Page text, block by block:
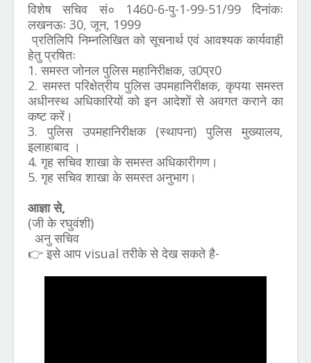
विशेष सचिव सं० 1460-6-पु-1-99-51/99 दिनांकः
लखनऊः 30, जून, 1999
प्रतिलिपि निम्नलिखित को सूचनार्थ एवं आवश्यक कार्यवाही
हेतु प्रषितः
1. समस्त जोनल पुलिस महानिरीक्षक, उ0प्र0
2. समस्त परिक्षेत्रीय पुलिस उपमहानिरीक्षक, कृपया समस्त
अधीनस्थ अधिकारियों को इन आदेशों से अवगत कराने का
कष्ट करें।
3. पुलिस उपमहानिरीक्षक (स्थापना) पुलिस मुख्यालय,
इलाहाबाद ।
4. गृह सचिव शाखा के समस्त अधिकारीगण।
5. गृह सचिव शाखा के समस्त अनुभाग।
आज्ञा से,
(जी के रघुवंशी)
अनु सचिव
👉 इसे आप visual तरीके से देख सकते है-